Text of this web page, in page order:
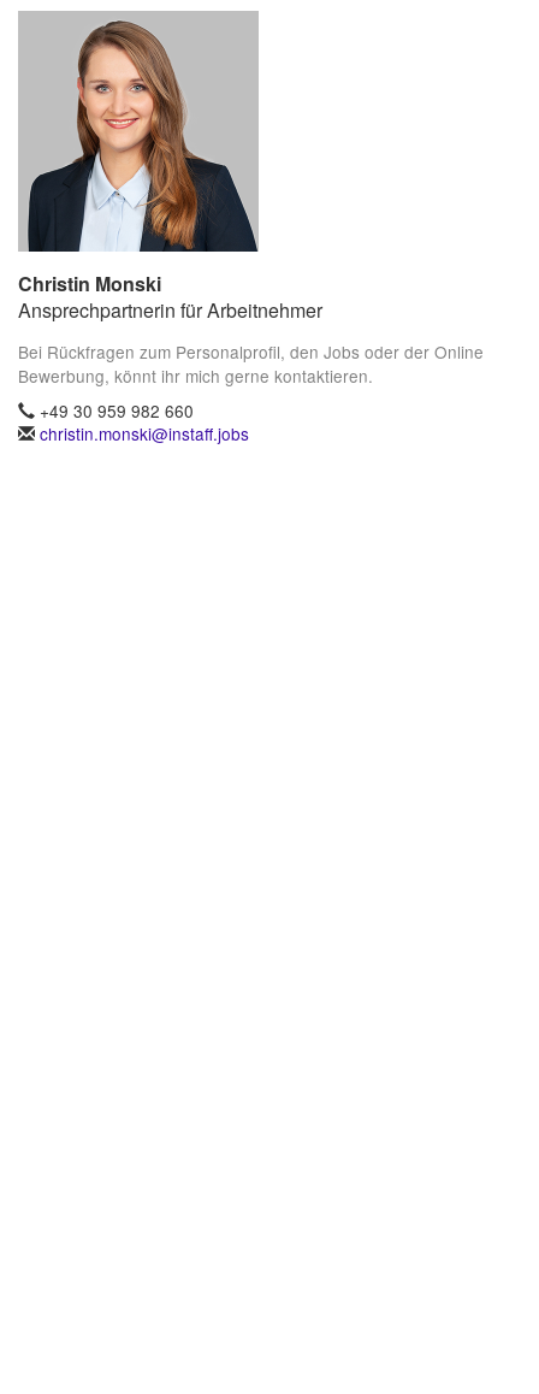
Christin Monski
Ansprechpartnerin für Arbeitnehmer
Bei Rückfragen zum Personalprofil, den Jobs oder der Online
Bewerbung, könnt ihr mich gerne kontaktieren.
+49 30 959 982 660
christin.monski@instaff.jobs